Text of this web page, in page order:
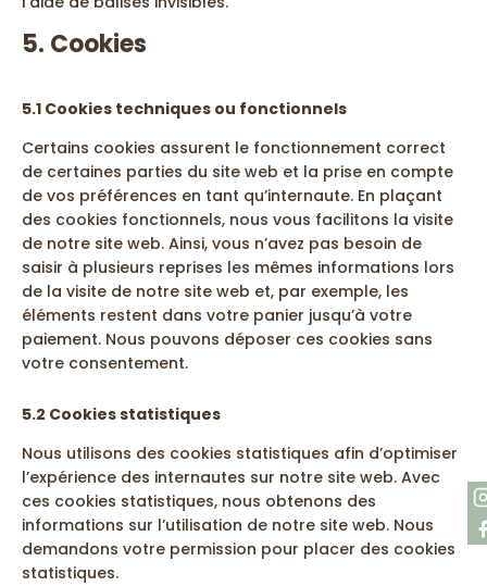
5. Cookies
5.1 Cookies techniques ou fonctionnels
Certains cookies assurent le fonctionnement correct
de certaines parties du site web et la prise en compte
de vos préférences en tant qu’internaute. En plaçant
des cookies fonctionnels, nous vous facilitons la visite
de notre site web. Ainsi, vous n’avez pas besoin de
saisir à plusieurs reprises les mêmes informations lors
de la visite de notre site web et, par exemple, les
éléments restent dans votre panier jusqu’à votre
paiement. Nous pouvons déposer ces cookies sans
votre consentement.
5.2 Cookies statistiques
Nous utilisons des cookies statistiques afin d’optimiser
l’expérience des internautes sur notre site web. Avec
ces cookies statistiques, nous obtenons des
informations sur l’utilisation de notre site web. Nous
demandons votre permission pour placer des cookies
statistiques.